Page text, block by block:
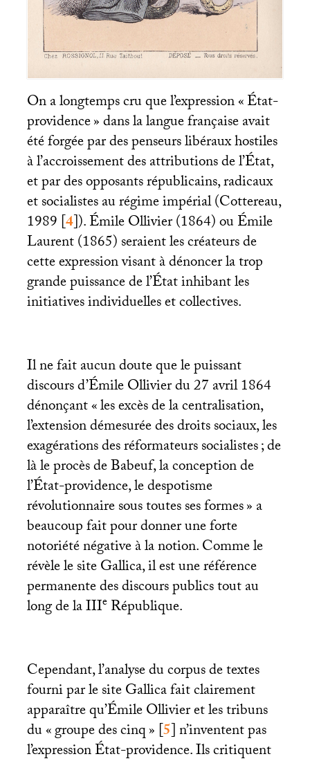
On a longtemps cru que l’expression «État-
providence» dans la langue française avait
été forgée par des penseurs libéraux hostiles
à l’accroissement des attributions de l’État,
et par des opposants républicains, radicaux
et socialistes au régime impérial (Cottereau,
1989[4]). Émile Ollivier (1864) ou Émile
Laurent (1865) seraient les créateurs de
cette expression visant à dénoncer la trop
grande puissance de l’État inhibant les
initiatives individuelles et collectives.
Il ne fait aucun doute que le puissant
discours d’Émile Ollivier du 27 avril 1864
dénonçant «les excès de la centralisation,
l’extension démesurée des droits sociaux, les
exagérations des réformateurs socialistes; de
là le procès de Babeuf, la conception de
l’État­-providence, le despotisme
révolutionnaire sous toutes ses formes» a
beaucoup fait pour donner une forte
notoriété négative à la notion. Comme le
révèle le site Gallica, il est une référence
permanente des discours publics tout au
long de laIIIeRépublique.
Cependant, l’analyse du corpus de textes
fourni par le site Gallica fait clairement
apparaître qu’Émile Ollivier et les tribuns
du «groupe des cinq»[5]n’inventent pas
l’expression État-providence. Ils critiquent